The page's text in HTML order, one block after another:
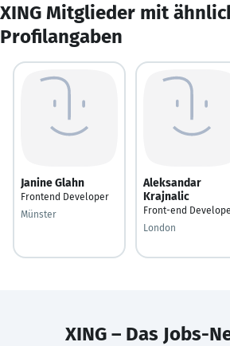
XING Mitglieder mit
Profilangaben
Janine Glahn
Frontend Developer
Münster
Aleksandar
Krajnalic
Front-end
London
XING – Das Jobs-